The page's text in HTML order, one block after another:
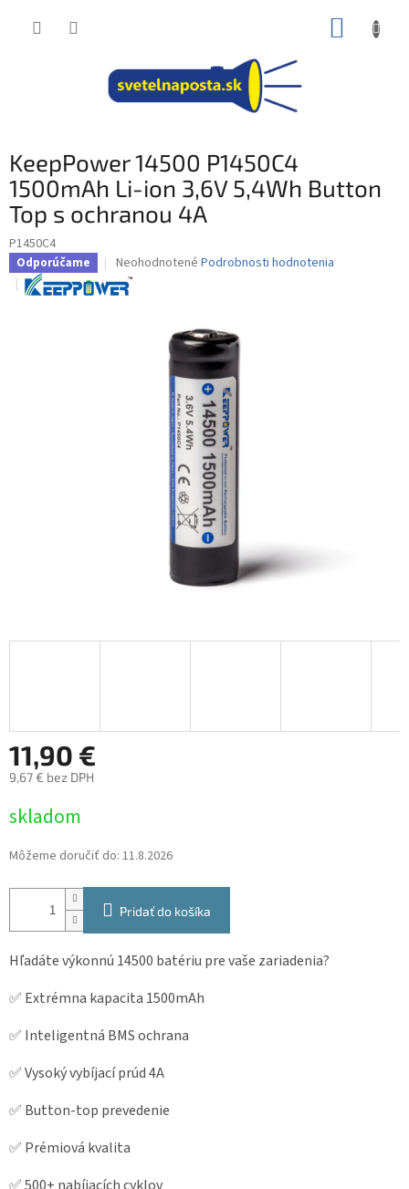
KeepPower 14500 P1450C4
1500mAh Li-ion 3,6V 5,4Wh Button
Top s ochranou 4A
P1450C4
Odporúčame
Priemerné
hodnotenie
produktu
hviezdičiek.
Neohodnotené Podrobnosti hodnotenia
11,90 €
9,67 € bez DPH
cena:
skladom
Môžeme doručiť do: 11.8.2026
Pridať do košíka
Hľadáte výkonnú 14500 batériu pre vaše zariadenia?
✅ Extrémna kapacita 1500mAh
✅ Inteligentná BMS ochrana
✅ Vysoký vybíjací prúd 4A
✅ Button-top prevedenie
✅ Prémiová kvalita